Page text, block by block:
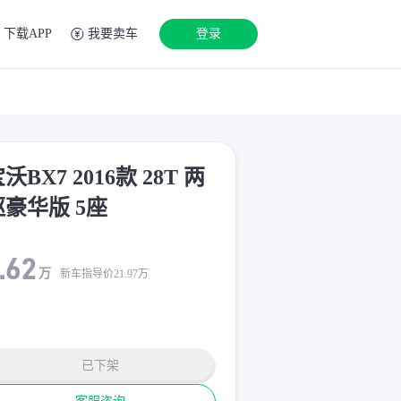
下载APP 我要卖车 登录
沃BX7 2016款 28T 两
豪华版 5座
万 新车指导价21.97万
已下架